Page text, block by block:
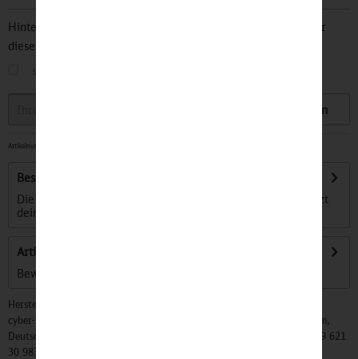
Hinterlegen Sie Ihre Email Adresse und bleiben Sie stets über
diesen Artikel informiert.
Speichern
Artikelnummer:
Beschreibung
Die sicherste Hülle, die du jemals kaufen wirst - Klak schützt
dein Smartphone noch vor dem...
Artikel bewerten
Bewertungen lesen, schreiben und diskutieren...
Hersteller:
cyber-Wear Heidelberg GmbH, Elsa-Brändström-Str. 4, 68229 Mannheim,
Deutschland, Info@mycybergroup.com, https://mycybergroup.com, +49 621
30 983 0